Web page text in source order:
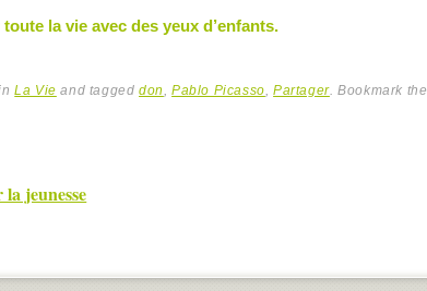
la vie avec des yeux d’enfants.
inLa Vie and taggeddon ,Pablo Picasso ,Partager. Bookmark the
jeunesse